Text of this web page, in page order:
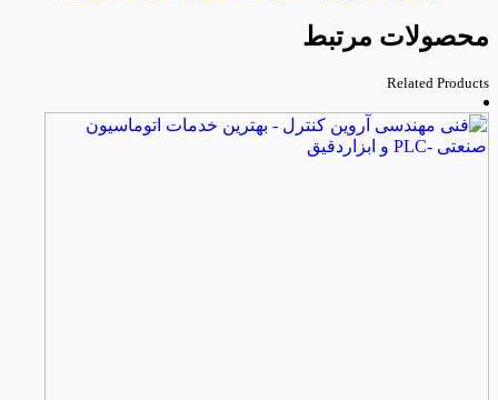
محصولات مرتبط
Related Products